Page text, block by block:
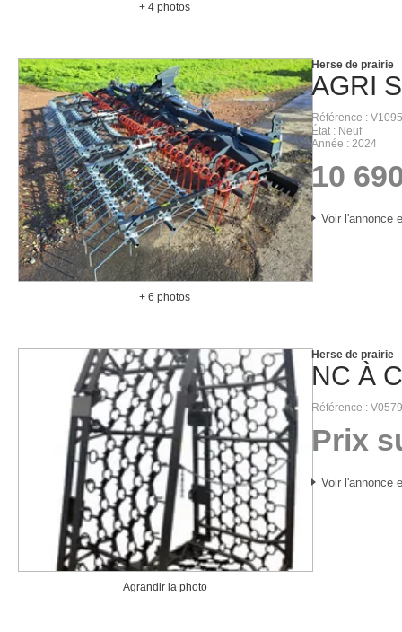
+ 4 photos
+ 6 photos
AGRI
Herse de prairie
Référence
V1095
État
Neuf
Année
2024
10
Voir l'annonce
Agrandir la photo
NC À
Herse de prairie
Référence V0579
Prix
Voir l'annonce